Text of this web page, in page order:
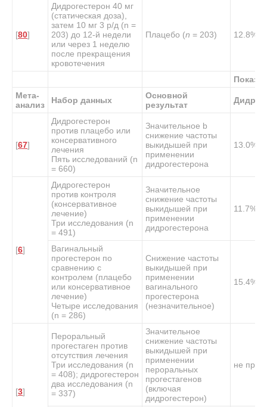
[80]
Дидрогестерон 40 мг
(статическая доза),
затем 10 мг 3 р/д (n =
203) до 12-й недели
или через 1 неделю
после прекращения
кровотечения
Плацебо (n = 203) 12.8%
Мета-
анализ
Набор данных
Основной
результат
[67]
Дидрогестерон
против плацебо или
консервативного
лечения
Пять исследований (n
= 660)
Значительное b
снижение частоты
выкидышей при
применении
дидрогестерона
13.0%
[6]
Дидрогестерон
против контроля
(консервативное
лечение)
Три исследования (n
= 491)
Значительное
снижение частоты
выкидышей при
применении
дидрогестерона
11.7%
Вагинальный
прогестерон по
сравнению с
контролем (плацебо
или консервативное
лечение)
Четыре исследования
(n = 286)
Снижение частоты
выкидышей при
применении
вагинального
прогестерона
(незначительное)
15.4%
[3]
Пероральный
прогестаген против
отсутствия лечения
Три исследования (n
= 408); дидрогестерон
два исследования (n
= 337)
Значительное
снижение частоты
выкидышей при
применении
пероральных
прогестагенов
(включая
дидрогестерон)
не